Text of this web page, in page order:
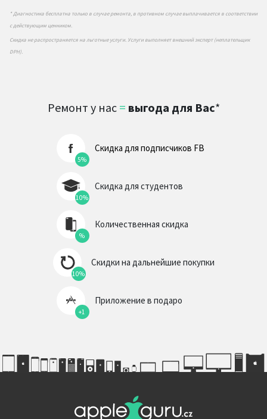
* Диагностика бесплатна только в случае ремонта, в противном случае выплачивается в соответствии
с действующим ценником.
Скидка не распространяется на льготные услуги. Услуги выполняет внешний эксперт (неплательщик
DPH).
Ремонт у нас = выгода для Вас*
5%
Скидка для подписчиков FB
10%
Скидка для студентов
%
Количественная скидка
10%
Скидки на дальнейшие покупки
+1
Приложение в подаро